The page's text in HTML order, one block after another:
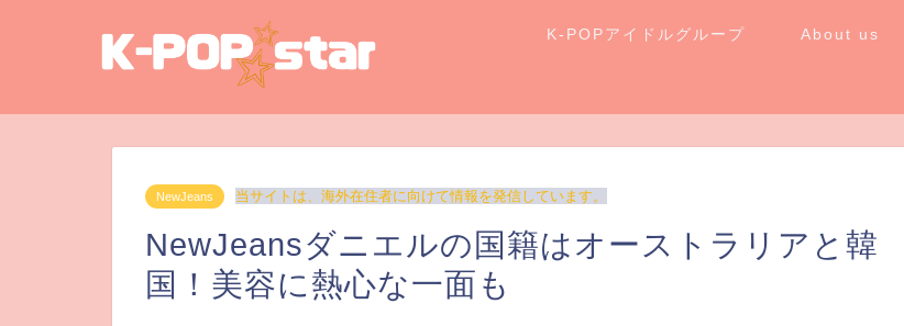
K-POPアイドルグループ About us
NewJeans 当サイトは、海外在住者に向けて情報を発信しています。
NewJeansダニエルの国籍はオーストラリアと韓
国！美容に熱心な一面も